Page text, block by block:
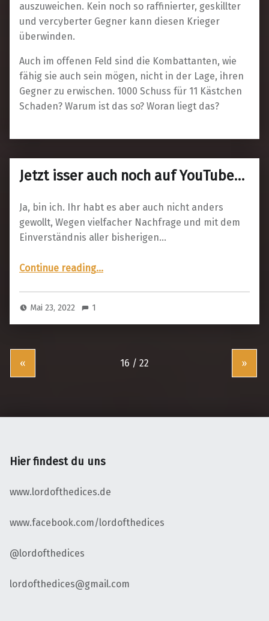
auszuweichen. Kein noch so raffinierter, geskillter
und vercyberter Gegner kann diesen Krieger
überwinden.
Auch im offenen Feld sind die Kombattanten, wie
fähig sie auch sein mögen, nicht in der Lage, ihren
Gegner zu erwischen. 1000 Schuss für 11 Kästchen
Schaden? Warum ist das so? Woran liegt das?
Jetzt isser auch noch auf YouTube…
Ja, bin ich. Ihr habt es aber auch nicht anders
gewollt, Wegen vielfacher Nachfrage und mit dem
Einverständnis aller bisherigen…
Continue reading“Jetzt isser auch noch auf YouTube…”
…
Mai 23, 2022 1
« »
Hier findest du uns
www.lordofthedices.de
www.facebook.com/lordofthedices
@lordofthedices
lordofthedices@gmail.com